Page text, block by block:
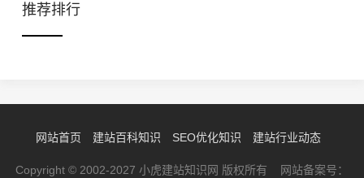
推荐排行
网站首页 建站百科知识 SEO优化知识 建站行业动态
Copyright © 2002-2027 小虎建站知识网 版权所有 网站备案号：